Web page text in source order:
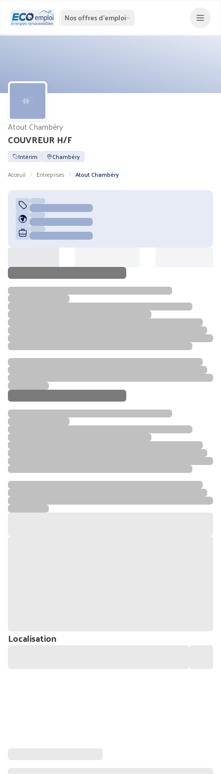
Nos offres d'emploi
COUVREUR H/F
Atout Chambéry
Intérim
Chambéry
Acceuil
Entreprises Atout Chambéry
Localisation